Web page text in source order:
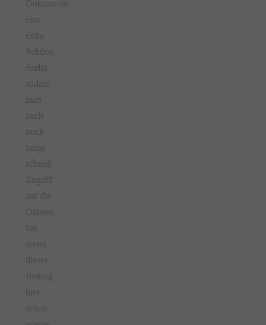
Dokumente
eine
extra
Sektion
findet,
sodass
man
auch
noch
lange
schnell
Zugriff
auf die
Dateien
hat,
wenn
dieser
Beitrag
hier
schon